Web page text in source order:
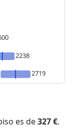
2238
2719
es de327 €.